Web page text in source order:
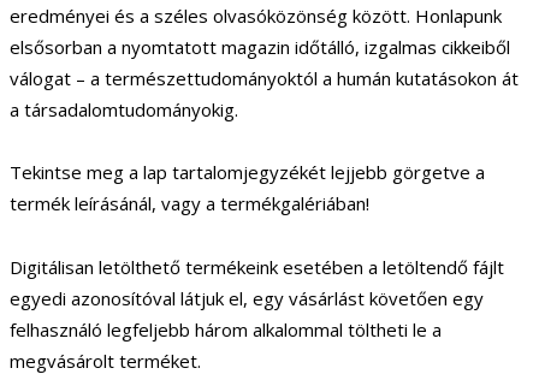
eredményei és a széles olvasóközönség között. Honlapunk
elsősorban a nyomtatott magazin időtálló, izgalmas cikkeiből
válogat – a természettudományoktól a humán kutatásokon át
a társadalomtudományokig.
Tekintse meg a lap tartalomjegyzékét lejjebb görgetve a
termék leírásánál, vagy a termékgalériában!
Digitálisan letölthető termékeink esetében a letöltendő fájlt
egyedi azonosítóval látjuk el, egy vásárlást követően egy
felhasználó legfeljebb három alkalommal töltheti le a
megvásárolt terméket.